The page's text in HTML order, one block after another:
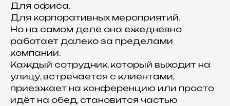
Для офиса.
Для корпоративных мероприятий.
Но на самом деле она ежедневно
работает далеко за пределами
компании.
Каждый сотрудник, который выходит на
улицу, встречается с клиентами,
приезжает на конференцию или просто
идёт на обед, становится частью